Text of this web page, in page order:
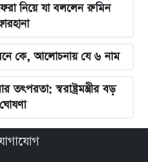
নিয়ে যা বললেন রুমিন
কে, আলোচনায় যে ৬ নাম
তৎপরতা: স্বরাষ্ট্রমন্ত্রীর বড়
ঘোষণা